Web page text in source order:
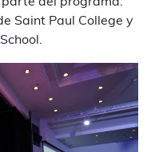
del programa:
Saint Paul College y